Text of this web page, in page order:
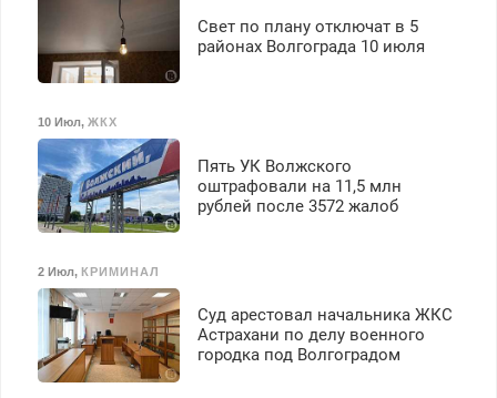
Свет по плану отключат в 5
районах Волгограда 10 июля
10 Июл, ЖКХ
Пять УК Волжского
оштрафовали на 11,5 млн
рублей после 3572 жалоб
2 Июл, КРИМИНАЛ
Суд арестовал начальника ЖКС
Астрахани по делу военного
городка под Волгоградом